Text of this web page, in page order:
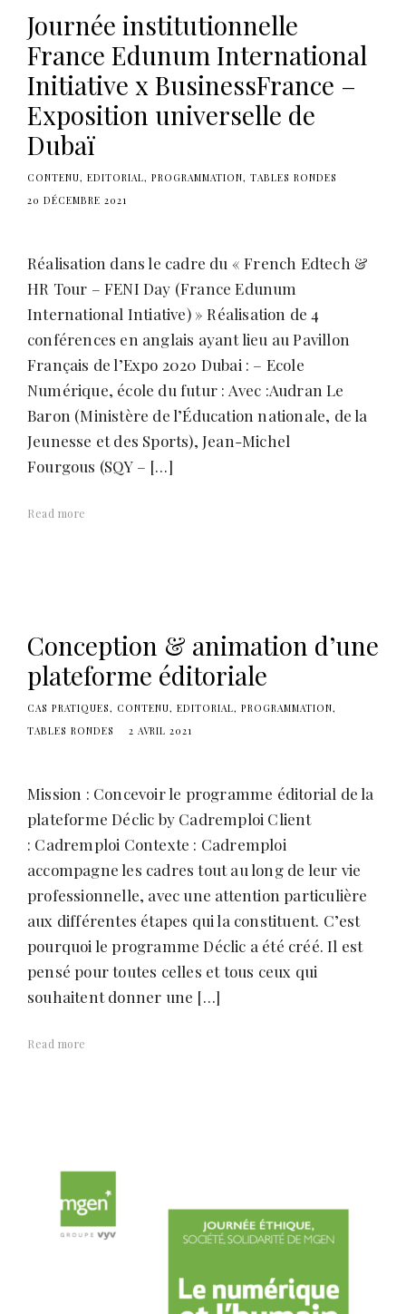
Journée institutionnelle
France Edunum International
Initiative x BusinessFrance –
Exposition universelle de
Dubaï
CONTENU EDITORIAL PROGRAMMATION
TABLES RONDES
20 DÉCEMBRE 2021
Réalisation dans le cadre du « French Edtech &
HR Tour – FENI Day (France Edunum
International Intiative) » Réalisation de 4
conférences en anglais ayant lieu au Pavillon
Français de l’Expo 2020 Dubai : – Ecole
Numérique, école du futur : Avec :Audran Le
Baron (Ministère de l’Éducation nationale, de la
Jeunesse et des Sports), Jean-Michel
Fourgous (SQY – […]
Read more
Conception & animation d’une
plateforme éditoriale
CAS PRATIQUES CONTENU EDITORIAL
PROGRAMMATION
TABLES RONDES
2 AVRIL 2021
Mission : Concevoir le programme éditorial de la
plateforme Déclic by Cadremploi Client
: Cadremploi Contexte : Cadremploi
accompagne les cadres tout au long de leur vie
professionnelle, avec une attention particulière
aux différentes étapes qui la constituent. C’est
pourquoi le programme Déclic a été créé. Il est
pensé pour toutes celles et tous ceux qui
souhaitent donner une […]
Read more